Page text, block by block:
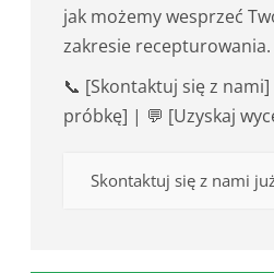
jak możemy wesprzeć
zakresie recepturowania.
📞 [Skontaktuj się z
próbkę] | 💬 [Uzyskaj
Skontaktuj się z nami